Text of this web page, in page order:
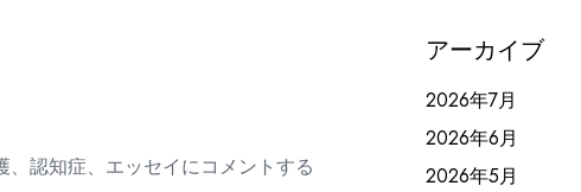
、認知症、エッセイ人
にコメントする
アーカイブ
2026年7月
2026年6月
2026年5月